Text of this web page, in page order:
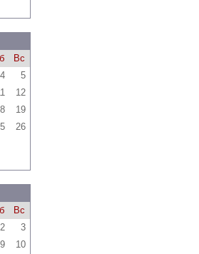
Вс
4
5
12
19
26
Вс
2
3
9
10